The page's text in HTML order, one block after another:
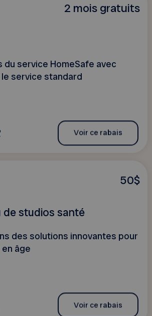
2 mois gratuits
du service HomeSafe avec
service standard
Voir ce rabais
50$
de studios santé
des solutions innovantes pour
âge
Voir ce rabais